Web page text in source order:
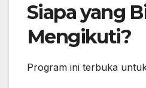
Siapa yang
Mengikuti?
Program ini terbuka